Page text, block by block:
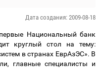
Дата создания: 2009-08-18
Национальный банк
круглый стол на тему:
в странах ЕврАзЭС». В
главные специалисты и